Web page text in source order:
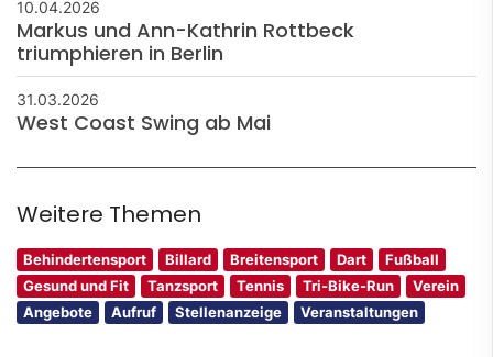
10.04.2026
Markus und Ann-Kathrin Rottbeck
triumphieren in Berlin
31.03.2026
West Coast Swing ab Mai
Weitere Themen
Behindertensport Billard Breitensport Dart
Fußball
Gesund und Fit
Tanzsport Tennis Tri-Bike-Run
Verein
Angebote
Aufruf Stellenanzeige Veranstaltungen